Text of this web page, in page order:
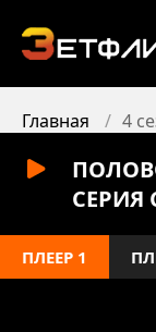
Главная 4
СЕРИЯ
ПЛЕЕР 1